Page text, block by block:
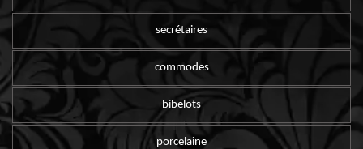
secrétaires
commodes
bibelots
porcelaine